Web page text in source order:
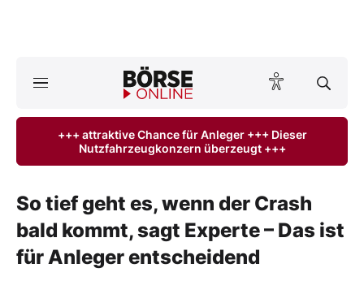
ktuelle Ausgabe BÖRSE ONLINE lesen
Anlageprodukte
Finanz-Check
Abo & Shop
+++ attraktive Chance für Anleger +++ Dieser
Nutzfahrzeugkonzern überzeugt +++
So tief geht es, wenn der Crash
bald kommt, sagt Experte – Das ist
für Anleger entscheidend